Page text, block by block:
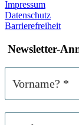
Impressum
Datenschutz
Barrierefreiheit
Newsletter-